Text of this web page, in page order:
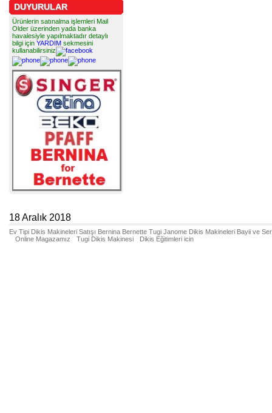
DUYURULAR
Ürünlerin satınalma işlemleri Mail
Older üzerinden yada banka
havalesiyle yapılmaktadır detaylı
bilgi için YARDIM sekmesini
kullanabilirsiniz
18 Aralık 2018
Ev Tipi Dikis Makineleri Satışı Bernina Bernette Tugi Janome Dikis Makineleri Bayii ve
Online Magazamız
Tugi Dikis Makinesi Dikis Eğitimleri icin